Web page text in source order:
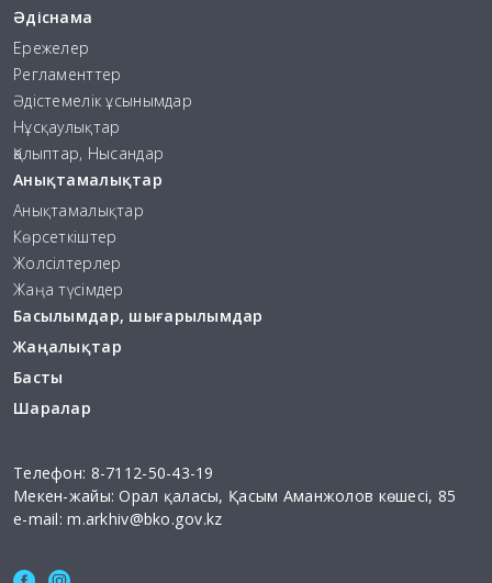
Әдіснама
Ережелер
Регламенттер
Әдістемелік ұсынымдар
Нұсқаулықтар
Қалыптар, Нысандар
Анықтамалықтар
Анықтамалықтар
Көрсеткіштер
Жолсілтерлер
Жаңа түсімдер
Басылымдар, шығарылымдар
Жаңалықтар
Басты
Шаралар
Телефон: 8-7112-50-43-19
Мекен-жайы: Орал қаласы, Қасым Аманжолов көшесі, 85
e-mail:m.arkhiv@bko.gov.kz